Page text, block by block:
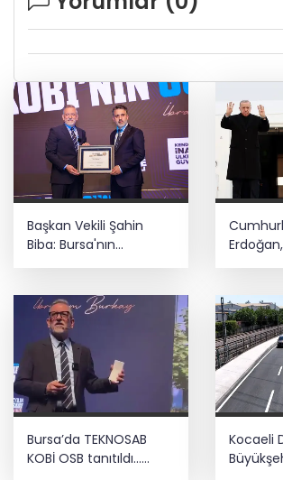
Başkan Vekili Şahin
Biba: Bursa'nın
geleceğini bütüncül
Bursa’da TEKNOSAB
KOBİ OSB tanıtıldı...
Kocaeli